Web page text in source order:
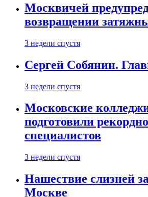
Москвичей
возвращении
3 недели спустя
Сергей Собянин.
3 недели спустя
Московские
подготовили
специалистов
3 недели спустя
Нашествие слизней
Москве